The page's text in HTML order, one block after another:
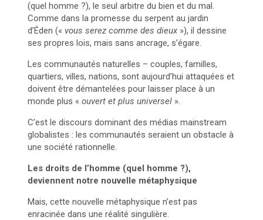
(quel homme ?), le seul arbitre du bien et du mal.
Comme dans la promesse du serpent au jardin
d’Éden (« vous serez comme des dieux »), il dessine
ses propres lois, mais sans ancrage, s’égare.
Les communautés naturelles – couples, familles,
quartiers, villes, nations, sont aujourd’hui attaquées et
doivent être démantelées pour laisser place à un
monde plus « ouvert et plus universel ».
C’est le discours dominant des médias mainstream
globalistes : les communautés seraient un obstacle à
une société rationnelle.
Les droits de l’homme (quel homme ?),
deviennent notre nouvelle métaphysique
Mais, cette nouvelle métaphysique n’est pas
enracinée dans une réalité singulière.